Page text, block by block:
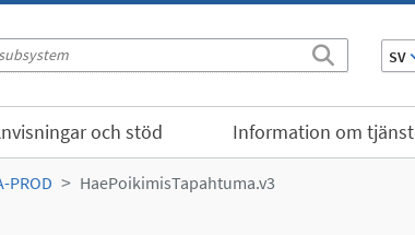
SV
och stöd Information om
PROD HaePoikimisTapahtuma.v3